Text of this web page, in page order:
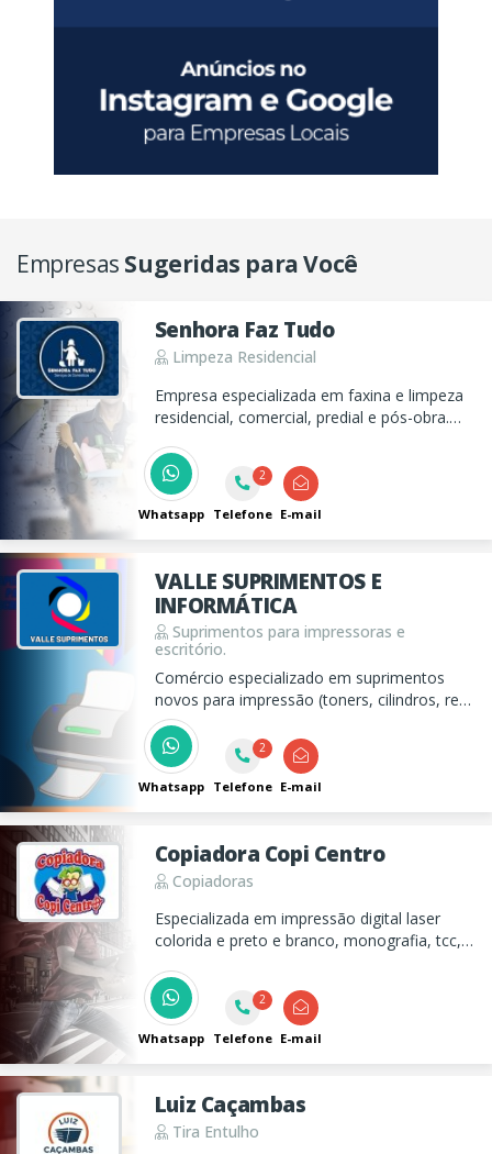
Empresas Sugeridas para Você
Senhora Faz Tudo
Limpeza Residencial
Empresa especializada em faxina e limpeza
residencial, comercial, predial e pós-obra.
passadeiras. Mensalistas para empresas e
condomínios
Whatsapp
2
Telefone E-mail
VALLE SUPRIMENTOS E
INFORMÁTICA
Suprimentos para impressoras e
escritório.
Comércio especializado em suprimentos
novos para impressão (toners, cilindros, refis
de tintas e cartuchos) e papelaria para
escritórios. E também manutenção de
impressoras. Atendemos no Vale do Paraíba
e região do Litoral Norte.
Whatsapp
2
Telefone E-mail
Copiadora Copi Centro
Copiadoras
Especializada em impressão digital laser
colorida e preto e branco, monografia, tcc,
poster, adesivos, entre outros.
Whatsapp
2
Telefone E-mail
Luiz Caçambas
Tira Entulho